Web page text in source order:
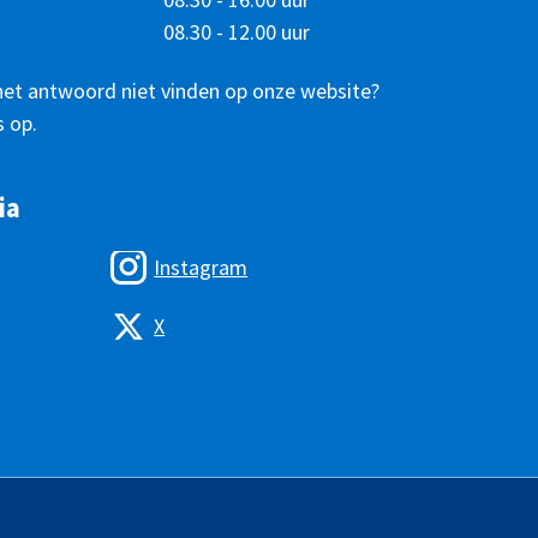
08.30 - 12.00 uur
antwoord niet vinden op onze website?
op.
Instagram
X